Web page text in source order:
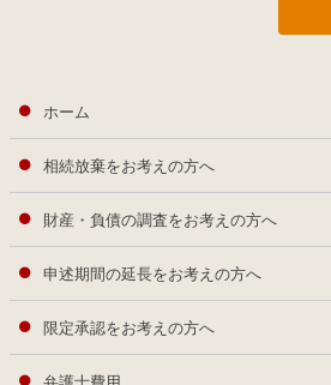
ホーム
相続放棄をお考えの方へ
財産・負債の調査をお考えの方へ
申述期間の延長をお考えの方へ
限定承認をお考えの方へ